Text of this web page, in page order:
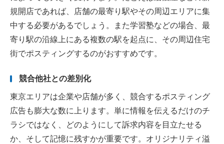
規開店であれば、店舗の最寄り駅やその周辺エリアに集
中する必要があるでしょう。また学習塾などの場合、最
寄り駅の沿線上にある複数の駅を起点に、その周辺住宅
街でポスティングするのがおすすめです。
競合他社との差別化
東京エリアは企業や店舗が多く、競合するポスティング
広告も膨大な数に上ります。単に情報を伝えるだけのチ
ラシではなく、どのようにして訴求内容を目立たせる
か、そして記憶に残すかが重要です。オリジナリティ溢